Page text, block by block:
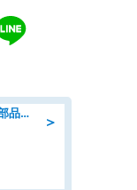
＞
寮費無料/トヨタ自動車 上郷工場で部品の組立製造/tutumi